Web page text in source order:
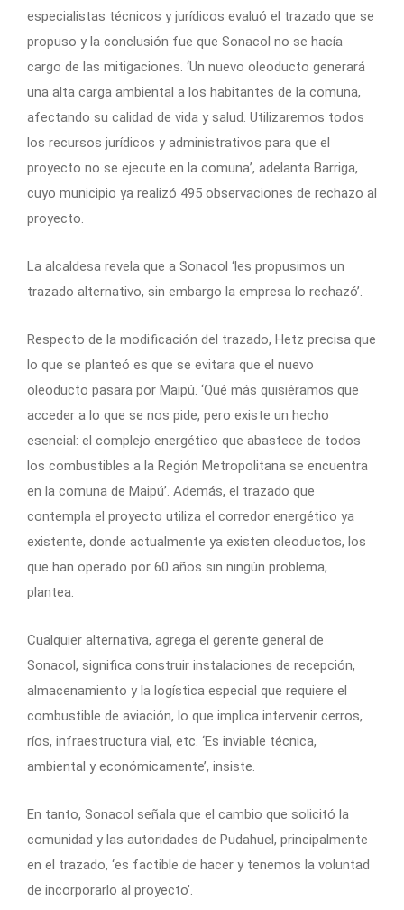
especialistas técnicos y jurídicos evaluó el trazado que se
propuso y la conclusión fue que Sonacol no se hacía
cargo de las mitigaciones. ‘Un nuevo oleoducto generará
una alta carga ambiental a los habitantes de la comuna,
afectando su calidad de vida y salud. Utilizaremos todos
los recursos jurídicos y administrativos para que el
proyecto no se ejecute en la comuna’, adelanta Barriga,
cuyo municipio ya realizó 495 observaciones de rechazo al
proyecto.
La alcaldesa revela que a Sonacol ‘les propusimos un
trazado alternativo, sin embargo la empresa lo rechazó’.
Respecto de la modificación del trazado, Hetz precisa que
lo que se planteó es que se evitara que el nuevo
oleoducto pasara por Maipú. ‘Qué más quisiéramos que
acceder a lo que se nos pide, pero existe un hecho
esencial: el complejo energético que abastece de todos
los combustibles a la Región Metropolitana se encuentra
en la comuna de Maipú’. Además, el trazado que
contempla el proyecto utiliza el corredor energético ya
existente, donde actualmente ya existen oleoductos, los
que han operado por 60 años sin ningún problema,
plantea.
Cualquier alternativa, agrega el gerente general de
Sonacol, significa construir instalaciones de recepción,
almacenamiento y la logística especial que requiere el
combustible de aviación, lo que implica intervenir cerros,
ríos, infraestructura vial, etc. ‘Es inviable técnica,
ambiental y económicamente’, insiste.
En tanto, Sonacol señala que el cambio que solicitó la
comunidad y las autoridades de Pudahuel, principalmente
en el trazado, ‘es factible de hacer y tenemos la voluntad
de incorporarlo al proyecto’.